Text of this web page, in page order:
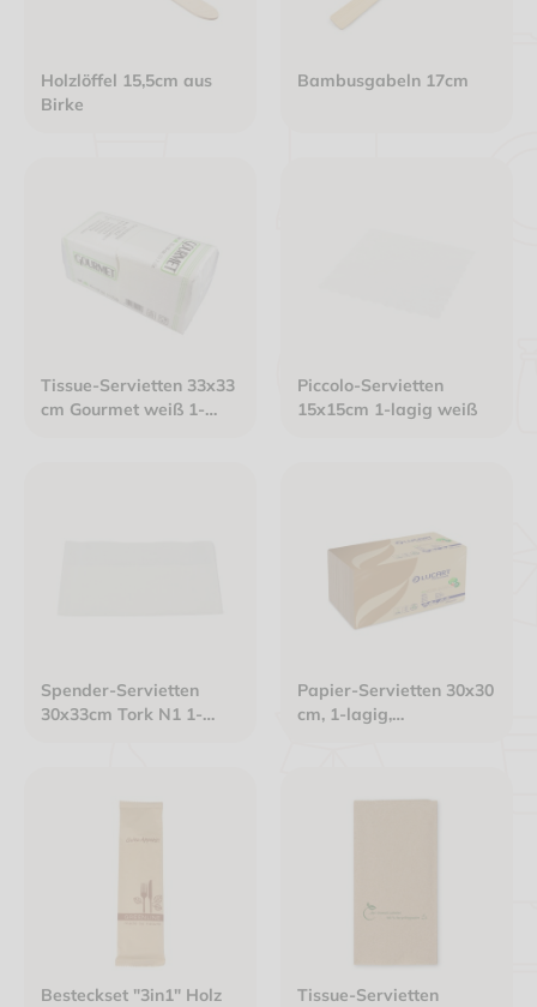
Holzlöffel 15,5cm aus
Birke
Bambusgabeln 17cm
Tissue-Servietten 33x33
cm Gourmet weiß 1-
Piccolo-Servietten
15x15cm 1-lagig weiß
Spender-Servietten
30x33cm Tork N1 1-
Papier-Servietten 30x30
cm, 1-lagig,
Besteckset "3in1" Holz
Tissue-Servietten